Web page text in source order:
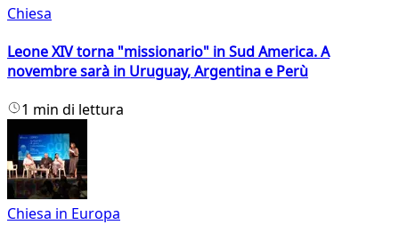
Chiesa
Leone XIV torna "missionario" in Sud America. A
novembre sarà in Uruguay, Argentina e Perù
1 min di lettura
Chiesa in Europa